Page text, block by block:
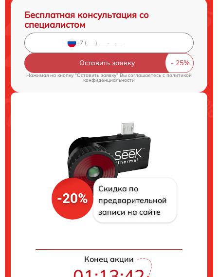
Бесплатная консультация со
специалистом
Оставить заявку
Нажимая на кнопку "Оставить заявку" Вы соглашаетесь cполитикой
конфиденциальности
-20%
Скидка по
предварительной
записи на сайте
Конец акции